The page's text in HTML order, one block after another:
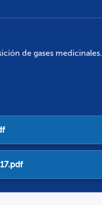
de gases medicinales.